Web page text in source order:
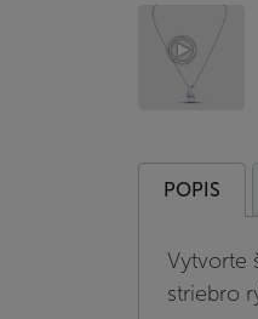
POPIS
Vytvorte
striebro